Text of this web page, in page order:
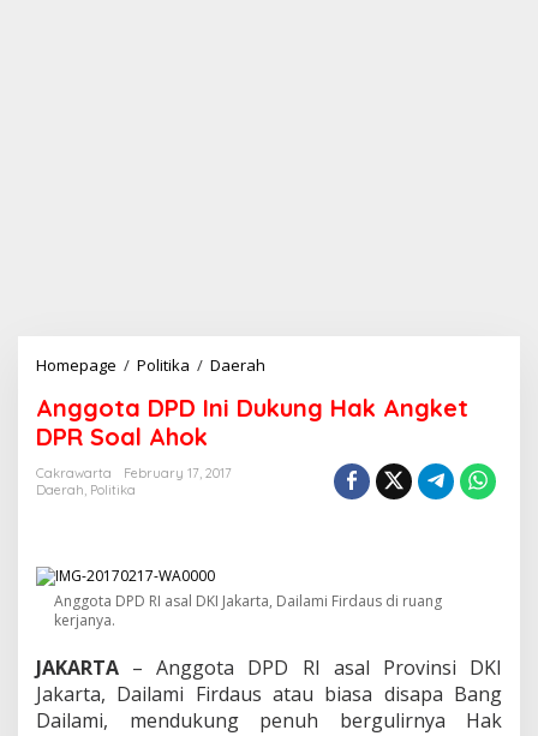
Homepage / Politika / Daerah
g
n
u
Anggota DPD Ini Dukung Hak Angket
DPR Soal Ahok
Cakrawarta
February 17, 2017
Daerah, Politika
Anggota DPD RI asal DKI Jakarta, Dailami Firdaus di ruang
kerjanya.
JAKARTA – Anggota DPD RI asal Provinsi DKI
Jakarta, Dailami Firdaus atau biasa disapa Bang
Dailami, mendukung penuh bergulirnya Hak